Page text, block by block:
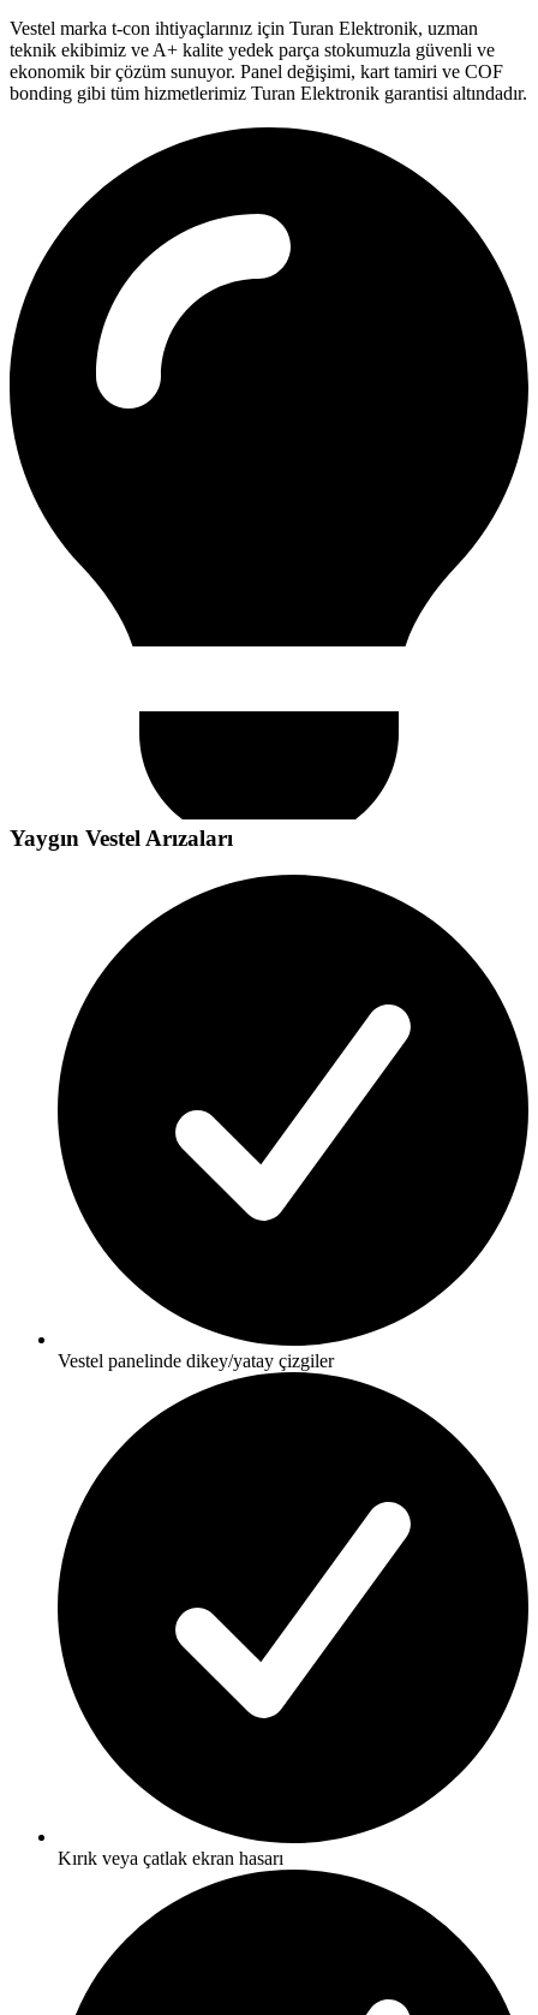
Vestel marka t-con ihtiyaçlarınız için Turan Elektronik, uzman
teknik ekibimiz ve A+ kalite yedek parça stokumuzla güvenli ve
ekonomik bir çözüm sunuyor. Panel değişimi, kart tamiri ve COF
bonding gibi tüm hizmetlerimiz Turan Elektronik garantisi altındadır.
Yaygın Vestel Arızaları
Vestel panelinde dikey/yatay çizgiler
Kırık veya çatlak ekran hasarı